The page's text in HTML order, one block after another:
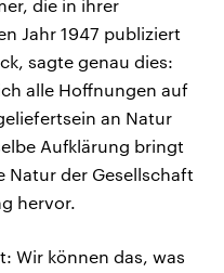
die in ihrer
Jahr 1947 publiziert
sagte genau dies:
alle Hoffnungen auf
an Natur
Aufklärung bringt
Natur der Gesellschaft
hervor.
Wir können das, was